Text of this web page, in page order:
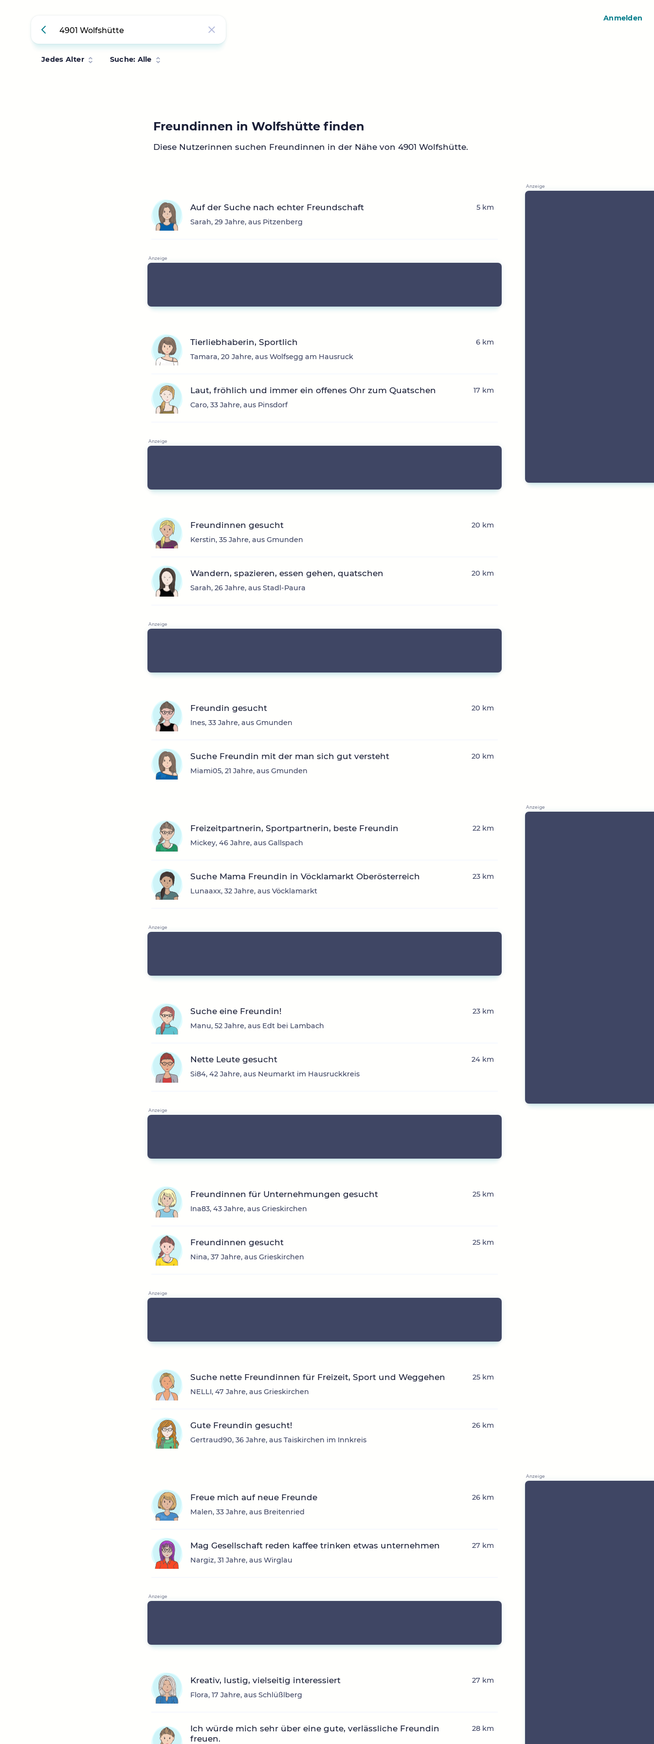
Jedes Alter Suche: Alle
Freundinnen in Wolfshütte finden
Diese Nutzerinnen suchen Freundinnen in der Nähe von 4901 Wolfshütte.
Auf der Suche nach echter Freundschaft
Sarah, 29 Jahre, aus Pitzenberg
5 km
Tierliebhaberin, Sportlich
Tamara, 20 Jahre, aus Wolfsegg am Hausruck
6 km
Laut, fröhlich und immer ein offenes Ohr zum Quatschen
Caro, 33 Jahre, aus Pinsdorf
17 km
Freundinnen gesucht
Kerstin, 35 Jahre, aus Gmunden
20 km
Wandern, spazieren, essen gehen, quatschen
Sarah, 26 Jahre, aus Stadl-Paura
20 km
Freundin gesucht
Ines, 33 Jahre, aus Gmunden
20 km
Suche Freundin mit der man sich gut versteht
Miami05, 21 Jahre, aus Gmunden
20 km
Freizeitpartnerin, Sportpartnerin, beste Freundin
Mickey, 46 Jahre, aus Gallspach
22 km
Suche Mama Freundin in Vöcklamarkt Oberösterreich
Lunaaxx, 32 Jahre, aus Vöcklamarkt
23 km
Suche eine Freundin!
Manu, 52 Jahre, aus Edt bei Lambach
23 km
Nette Leute gesucht
Si84, 42 Jahre, aus Neumarkt im Hausruckkreis
24 km
Freundinnen für Unternehmungen gesucht
Ina83, 43 Jahre, aus Grieskirchen
25 km
Freundinnen gesucht
Nina, 37 Jahre, aus Grieskirchen
25 km
Suche nette Freundinnen für Freizeit, Sport und Weggehen
NELLI, 47 Jahre, aus Grieskirchen
25 km
Gute Freundin gesucht!
Gertraud90, 36 Jahre, aus Taiskirchen im Innkreis
26 km
Freue mich auf neue Freunde
Malen, 33 Jahre, aus Breitenried
26 km
Mag Gesellschaft reden kaffee trinken etwas unternehmen
Nargiz, 31 Jahre, aus Wirglau
27 km
Kreativ, lustig, vielseitig interessiert
Flora, 17 Jahre, aus Schlüßlberg
27 km
Ich würde mich sehr über eine gute, verlässliche Freundin
freuen.
28 km
Anmelden